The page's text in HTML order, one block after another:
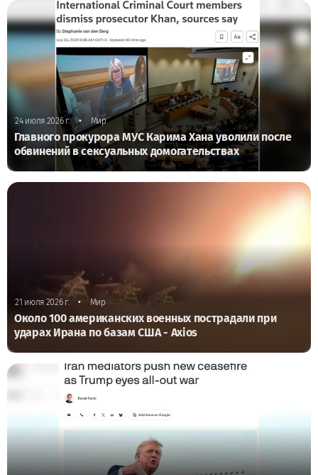
24 июля 2026 г. • Мир
Главного прокурора МУС Карима Хана уволили после
обвинений в сексуальных домогательствах
21 июля 2026 г. • Мир
Около 100 американских военных пострадали при
ударах Ирана по базам США - Axios